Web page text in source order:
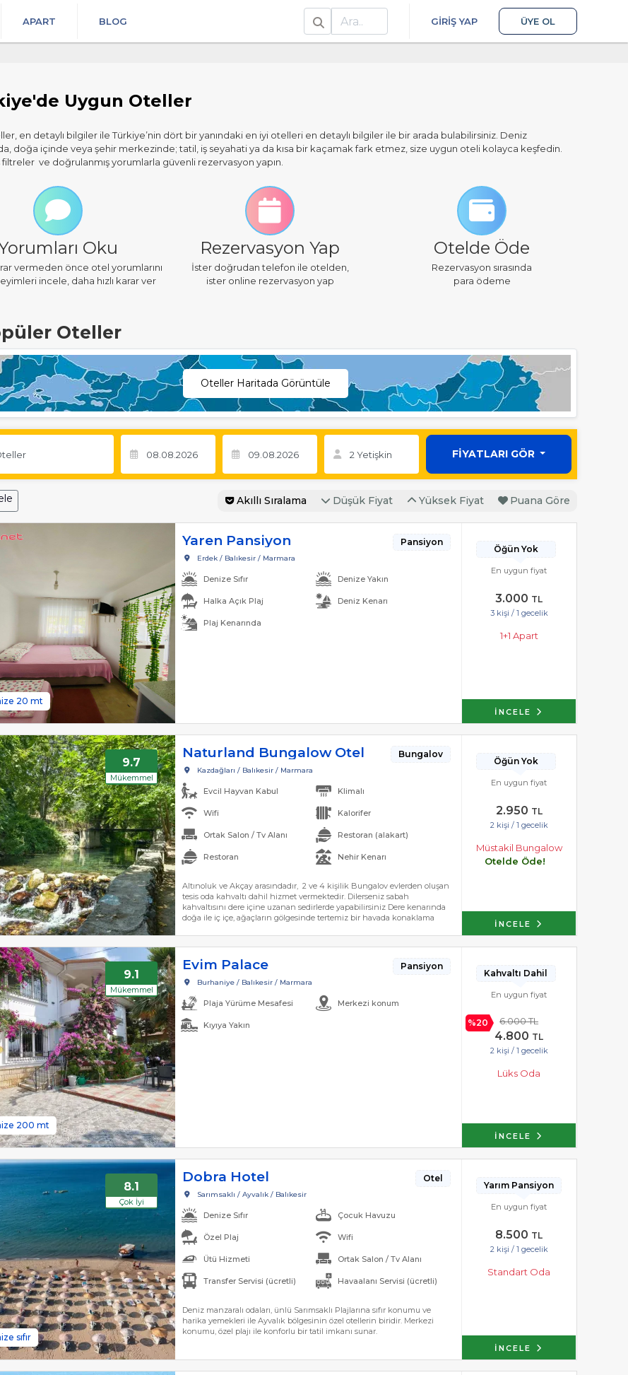
APART BLOG
Ara
GIRIŞ YAP ÜYE OL
Uygun Oteller
en detaylı bilgiler ile Türkiye’nin dört bir yanındaki en iyi otelleri en detaylı bilgiler ile bir arada bulabilirsiniz. Deniz
doğa içinde veya şehir merkezinde; tatil, iş seyahati ya da kısa bir kaçamak fark etmez, size uygun oteli kolayca keşfedin.
filtreler ve doğrulanmış yorumlarla güvenli rezervasyon yapın.
Oku
vermeden önce otel yorumlarını
incele, daha hızlı karar ver
Rezervasyon Yap
İster doğrudan telefon ile otelden,
ister online rezervasyon yap
Otelde Öde
Rezervasyon sırasında
para ödeme
Oteller
Oteller Haritada Görüntüle
FİYATLARI GÖR
Akıllı Sıralama Düşük Fiyat Yüksek Fiyat Puana Göre
20 mt
Yaren Pansiyon Pansiyon
Erdek / Balıkesir / Marmara
Denize Sıfır Denize Yakın
Halka Açık Plaj Deniz Kenarı
Plaj Kenarında
Öğün Yok
En uygun fiyat
3.000 TL
3 kişi / 1 gecelik
1+1 Apart
İNCELE
9.7
Mükemmel
Naturland Bungalow Otel Bungalov
Kazdağları / Balıkesir / Marmara
Evcil Hayvan Kabul Klimalı
Wifi Kalorifer
Ortak Salon / Tv Alanı Restoran (alakart)
Restoran Nehir Kenarı
Altınoluk ve Akçay arasındadır, 2 ve 4 kişilik Bungalov evlerden oluşan
tesis oda kahvaltı dahil hizmet vermektedir. Dilerseniz sabah
kahvaltısını dere içine uzanan sedirlerde yapabilirsiniz Dere kenarında
doğa ile iç içe, ağaçların gölgesinde tertemiz bir havada konaklama
kablosuz internet bağlantısı, temiz havlu ve çarşaf, duş, saç kurutma
makinesi, balkon, masa ve sandalye mevcuttur.
Öğün Yok
En uygun fiyat
2.950 TL
2 kişi / 1 gecelik
Müstakil Bungalow
İNCELE
Otelde Öde!
9.1
Mükemmel
200 mt
Evim Palace Pansiyon
Burhaniye / Balıkesir / Marmara
Plaja Yürüme Mesafesi Merkezi konum
Kıyıya Yakın
Kahvaltı Dahil
En uygun fiyat
%20 6.000 TL
4.800 TL
2 kişi / 1 gecelik
Lüks Oda
İNCELE
8.1
Çok İyi
sıfır
Dobra Hotel Otel
Sarımsaklı / Ayvalık / Balıkesir
Denize Sıfır Çocuk Havuzu
Özel Plaj Wifi
Ütü Hizmeti Ortak Salon / Tv Alanı
Transfer Servisi (ücretli) Havaalanı Servisi (ücretli)
Deniz manzaralı odaları, ünlü Sarımsaklı Plajlarına sıfır konumu ve
harika yemekleri ile Ayvalık bölgesinin özel otellerin biridir. Merkezi
konumu, özel plajı ile konforlu bir tatil imkanı sunar.
Yarım Pansiyon
En uygun fiyat
8.500 TL
2 kişi / 1 gecelik
Standart Oda
İNCELE